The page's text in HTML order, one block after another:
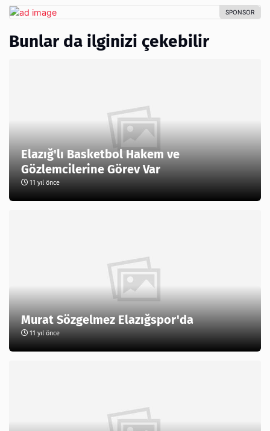
Bunlar da ilginizi çekebilir
Elazığ'lı Basketbol Hakem ve
Gözlemcilerine Görev Var
11 yıl önce
Murat Sözgelmez Elazığspor'da
11 yıl önce